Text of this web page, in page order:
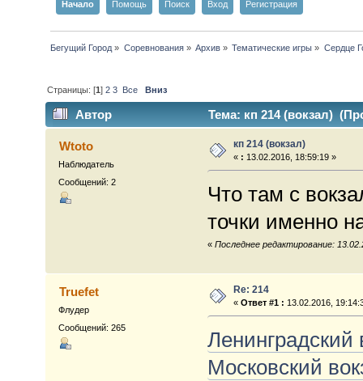
Начало Помощь Поиск Вход Регистрация
Бегущий Город » Соревнования» Архив » Тематические игры » Сердце
Страницы: [1]2 3 Все Вниз
Автор Тема: кп 214 (вокзал)
Wtoto
Наблюдатель
Сообщений: 2
кп 214 (вокзал)
« : 13.02.2016, 18:59:19 »
Что там с
точки именно
« Последнее редактирование:
Truefet
Флудер
Сообщений: 265
Re: 214
«Ответ #1 : 13.02.2016,
Ленинградский
Московский